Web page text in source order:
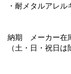
・耐メタルアレル
納期 メーカー在
（土・日・祝日は